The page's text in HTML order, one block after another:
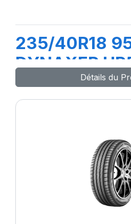
235/40R18
DYNAXER
Détails du